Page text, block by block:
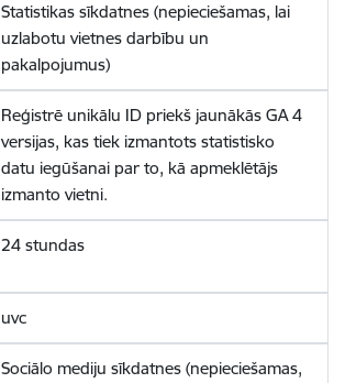
Statistikas sīkdatnes (nepieciešamas, lai
uzlabotu vietnes darbību un
pakalpojumus)
Reģistrē unikālu ID priekš jaunākās GA 4
versijas, kas tiek izmantots statistisko
datu iegūšanai par to, kā apmeklētājs
izmanto vietni.
24 stundas
uvc
Sociālo mediju sīkdatnes (nepieciešamas,